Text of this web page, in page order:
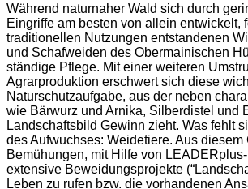
Während naturnaher Wald sich durch
Eingriffe am besten von allein entwickelt,
traditionellen Nutzungen entstandenen
und Schafweiden des Obermainischen
ständige Pflege. Mit einer weiteren
Agrarproduktion erschwert sich diese
Naturschutzaufgabe, aus der neben
wie Bärwurz und Arnika, Silberdistel und
Landschaftsbild Gewinn zieht. Was fehlt
des Aufwuchses: Weidetiere. Aus diesem
Bemühungen, mit Hilfe von
extensive Beweidungsprojekte
Leben zu rufen bzw. die vorhandenen